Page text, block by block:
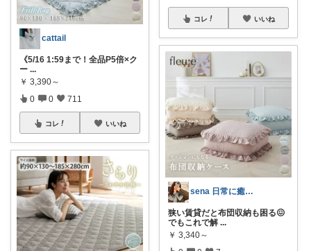
cattail
《5/16 1:59まで！全品P5倍×ク
ー ...
￥ 3,390～
0 0 711
コレ いいね
コレ いいね
sena 日常に癒しを🌱
狭い賃貸だと布団収納も困る😖
でもこれで解 ...
￥ 3,340～